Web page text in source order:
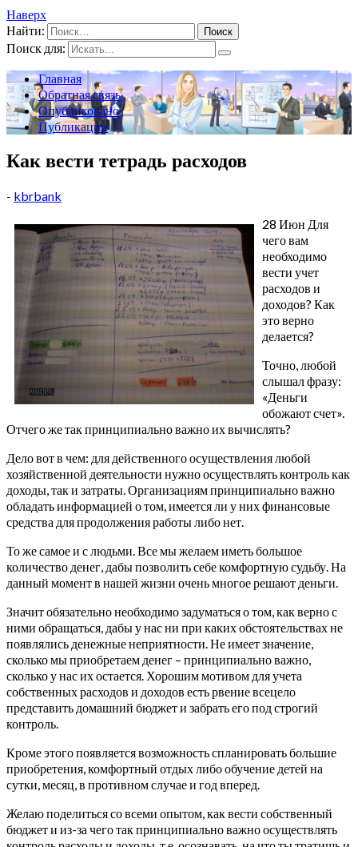
Наверх
Найти:
Поиск для:
Главная
Обратная связь
Опубликовано
Публикации
Как вести тетрадь расходов
- kbrbank
28 Июн Для
чего вам
необходимо
вести учет
расходов и
доходов? Как
это верно
делается?
Точно, любой
слышал фразу:
«Деньги
обожают счет».
Отчего же так принципиально важно их вычислять?
Дело вот в чем: для действенного осуществления любой
хозяйственной деятельности нужно осуществлять контроль как
доходы, так и затраты. Организациям принципиально важно
обладать информацией о том, имеется ли у них финансовые
средства для продолжения работы либо нет.
То же самое и с людьми. Все мы желаем иметь большое
количество денег, дабы позволить себе комфортную судьбу. На
данный момент в нашей жизни очень многое решают деньги.
Значит обязательно необходимо задуматься о том, как верно с
ними обращаться, дабы у нас ни при каких обстоятельствах не
появлялись денежные неприятности. Не имеет значение,
сколько мы приобретаем денег – принципиально важно,
сколько у нас их остается. Хорошим мотивом для учета
собственных расходов и доходов есть рвение всецело
представить домашний бюджет и забрать его под строгий
контроль.
Кроме этого появляется возможность спланировать большие
приобретения, комфортный отдых либо обучение детей на
сутки, месяц, в противном случае и год вперед.
Желаю поделиться со всеми опытом, как вести собственный
бюджет и из-за чего так принципиально важно осуществлять